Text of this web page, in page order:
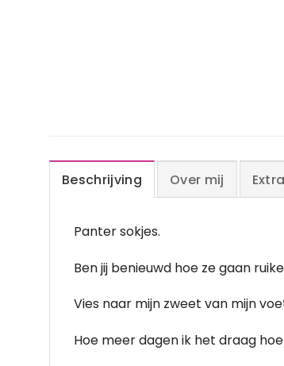
Beschrijving Over mij
Panter sokjes.
Ben jij benieuwd hoe ze gaan
Vies naar mijn zweet van mijn
Hoe meer dagen ik het draag